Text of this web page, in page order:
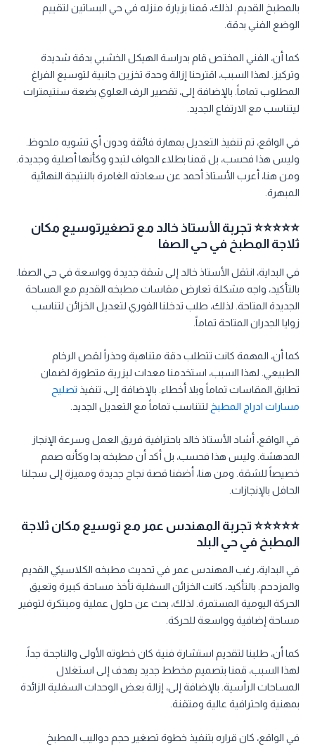
بالمطبخ القديم. لذلك، قمنا بزيارة منزله في حي البساتين لتقييم
الوضع الفني بدقة.
كما أن، الفني المختص قام بدراسة الهيكل الخشبي بدقة شديدة
وتركيز. لهذا السبب، اقترحنا إزالة وحدة تخزين جانبية لتوسيع الفراغ
المطلوب تماماً. بالإضافة إلى، تقصير الرف العلوي بضعة سنتيمترات
ليتناسب مع الارتفاع الجديد.
في الواقع، تم تنفيذ التعديل بمهارة فائقة ودون أي تشويه ملحوظ.
وليس هذا فحسب، بل قمنا بطلاء الحواف لتبدو وكأنها أصلية وجديدة.
ومن هنا، أعرب الأستاذ أحمد عن سعادته الغامرة بالنتيجة النهائية
المبهرة.
⭐⭐⭐⭐⭐ تجربة الأستاذ خالد مع تصغيرتوسيع مكان
ثلاجة المطبخ في حي الصفا
في البداية، انتقل الأستاذ خالد إلى شقة جديدة وواسعة في حي الصفا.
بالتأكيد، واجه مشكلة تعارض مقاسات مطبخه القديم مع المساحة
الجديدة المتاحة. لذلك، طلب تدخلنا الفوري لتعديل الخزائن لتناسب
زوايا الجدران المتاحة تماماً.
كما أن، المهمة كانت تتطلب دقة متناهية وحذراً لقص الرخام
الطبيعي. لهذا السبب، استخدمنا معدات ليزرية متطورة لضمان
تطابق المقاسات تماماً وبلا أخطاء. بالإضافة إلى، تنفيذ تصليح
مسارات ادراج المطبخ لتتناسب تماماً مع التعديل الجديد.
في الواقع، أشاد الأستاذ خالد باحترافية فريق العمل وسرعة الإنجاز
المدهشة. وليس هذا فحسب، بل أكد أن مطبخه بدا وكأنه صمم
خصيصاً للشقة. ومن هنا، أضفنا قصة نجاح جديدة ومميزة إلى سجلنا
الحافل بالإنجازات.
⭐⭐⭐⭐⭐ تجربة المهندس عمر مع توسيع مكان ثلاجة
المطبخ في حي البلد
في البداية، رغب المهندس عمر في تحديث مطبخه الكلاسيكي القديم
والمزدحم. بالتأكيد، كانت الخزائن السفلية تأخذ مساحة كبيرة وتعيق
الحركة اليومية المستمرة. لذلك، بحث عن حلول عملية ومبتكرة لتوفير
مساحة إضافية وواسعة للحركة.
كما أن، طلبنا لتقديم استشارة فنية كان خطوته الأولى والناجحة جداً.
لهذا السبب، قمنا بتصميم مخطط جديد يهدف إلى استغلال
المساحات الرأسية. بالإضافة إلى، إزالة بعض الوحدات السفلية الزائدة
بمهنية واحترافية عالية ومتقنة.
في الواقع، كان قراره بتنفيذ خطوة تصغير حجم دواليب المطبخ